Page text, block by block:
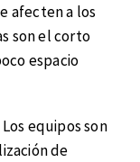
afecten a los
son el corto
espacio
equipos son
de